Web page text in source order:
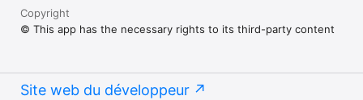
Copyright
© This app has the necessary rights to its third-party content
Site web du développeur